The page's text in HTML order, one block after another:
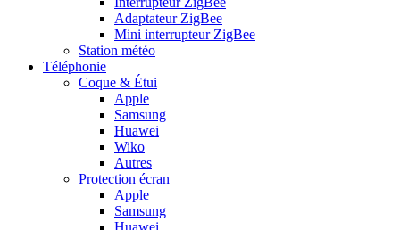
Adaptateur ZigBee
Mini interrupteur ZigBee
Station météo
Téléphonie
Coque & Étui
Apple
Samsung
Huawei
Wiko
Autres
Protection écran
Apple
Samsung
Huawei